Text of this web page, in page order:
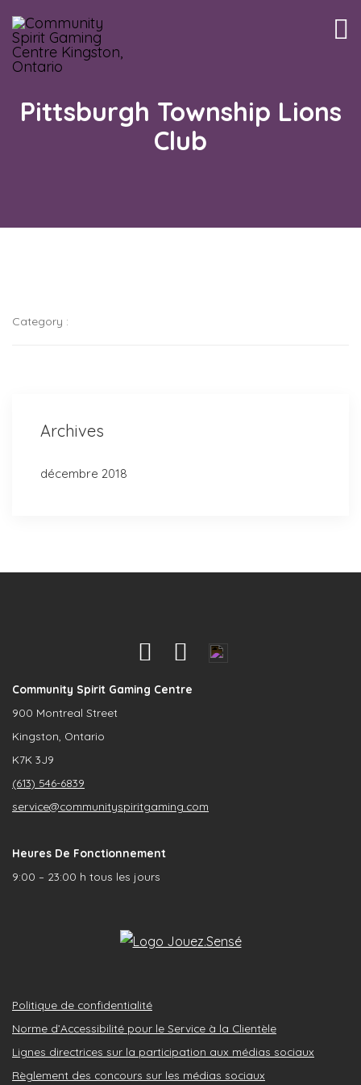
Pittsburgh Township Lions
Club
Category :
Archives
décembre 2018
Community Spirit Gaming Centre
900 Montreal Street
Kingston, Ontario
K7K 3J9
(613) 546-6839
service@communityspiritgaming.com
Heures De Fonctionnement
9:00 – 23:00 h tous les jours
Politique de confidentialité
Norme d’Accessibilité pour le Service à la Clientèle
Lignes directrices sur la participation aux médias sociaux
Règlement des concours sur les médias sociaux